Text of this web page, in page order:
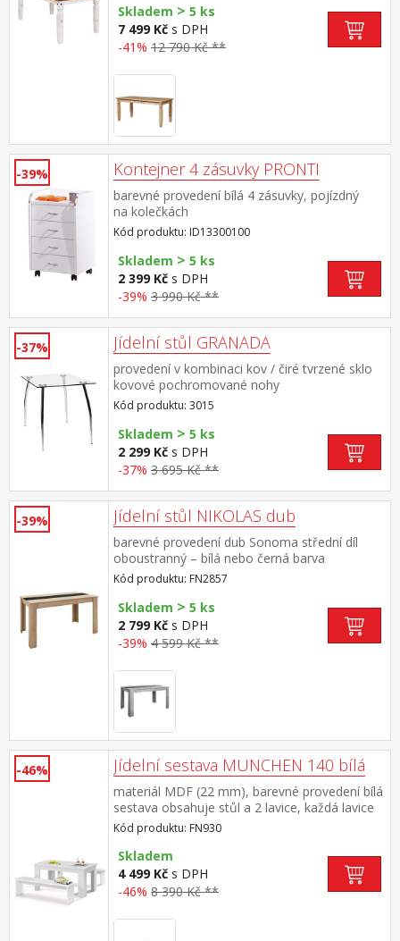
Skladem > 5 ks
7 499 Kč s DPH
-41% 12 790 Kč **
-39% Kontejner 4 zásuvky PRONTI
barevné provedení bílá 4 zásuvky, pojízdný
na kolečkách
Kód produktu: ID13300100
Skladem > 5 ks
2 399 Kč s DPH
-39% 3 990 Kč **
-37% Jídelní stůl GRANADA
provedení v kombinaci kov / čiré tvrzené sklo
kovové pochromované nohy
Kód produktu: 3015
Skladem > 5 ks
2 299 Kč s DPH
-37% 3 695 Kč **
-39% Jídelní stůl NIKOLAS dub
barevné provedení dub Sonoma střední díl
oboustranný – bílá nebo černá barva
Kód produktu: FN2857
Skladem > 5 ks
2 799 Kč s DPH
-39% 4 599 Kč **
-46% Jídelní sestava MUNCHEN 140 bílá
materiál MDF (22 mm), barevné provedení bílá
sestava obsahuje stůl a 2 lavice, každá lavice
je určená pro 2 osoby doporučená nosnost
jedné lavice je do 180 kg rozměr stolu (š/h/v)
140 × 80 × 75 cm, rozměr lavice (š/h/v) 140 ×
37 × 45 cm cena je bez dekorací
Kód produktu: FN930
Skladem
4 499 Kč s DPH
-46% 8 390 Kč **